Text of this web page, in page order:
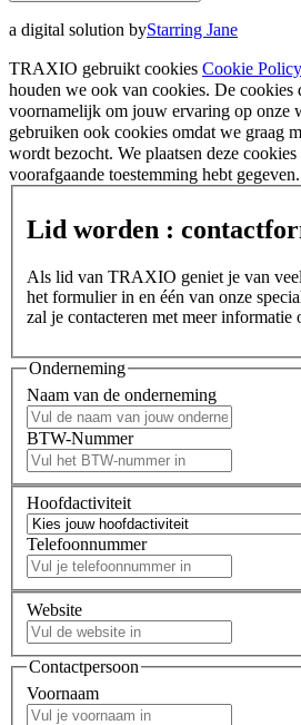
a digital solution byStarring Jane
TRAXIO gebruikt cookies Cookie Policy
houden we ook van cookies. De cookies
voornamelijk om jouw ervaring op onze
gebruiken ook cookies omdat we graag
wordt bezocht. We plaatsen deze
voorafgaande toestemming hebt gegeven.
Lid worden :
Als lid van TRAXIO geniet je van
het formulier in en één van onze
zal je contacteren met meer informatie
Onderneming
Naam van de onderneming
BTW-Nummer
Hoofdactiviteit
Telefoonnummer
Website
Contactpersoon
Voornaam